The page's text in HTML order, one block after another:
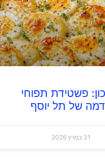
פשטידת תפוחי
של תל יוסף
31 במרץ 2026